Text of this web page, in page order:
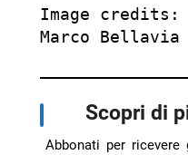
Image
Marco Bellavia
Scopri di
Abbonati per